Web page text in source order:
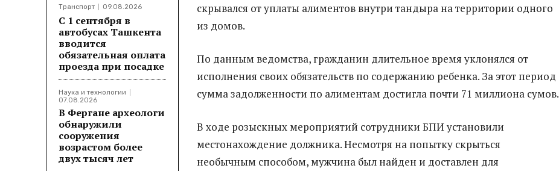
Транспорт 09.08.2026
С 1 сентября в
автобусах Ташкента
вводится
обязательная оплата
проезда при посадке
Наука и технологии
07.08.2026
В Фергане археологи
обнаружили
сооружения
возрастом более
двух тысяч лет
скрывался от уплаты алиментов внутри тандыра на территории одного
из домов.
По данным ведомства, гражданин длительное время уклонялся от
исполнения своих обязательств по содержанию ребенка. За этот период
сумма задолженности по алиментам достигла почти 71 миллиона сумов.
В ходе розыскных мероприятий сотрудники БПИ установили
местонахождение должника. Несмотря на попытку скрыться
необычным способом, мужчина был найден и доставлен для